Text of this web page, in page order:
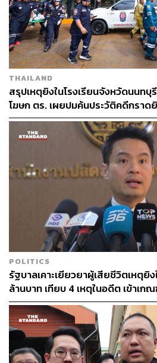
จังหวัดตรังยังมีสถานการณ์ใน
โยง, ห้วยยอด, รัษฎา, ย่านตาข
เมืองฯ สิเภา และปะเหลียน
ประชาชนได้รับผลกระทบ
คน ระดับน้ำเพิ่มขึ้น
จังหวัดพัทลุงยังมีสถานการณ์
เมืองฯ, ควนขนุน, กงหรา, เข
บางแก้ว, ป่าบอน, ปากพะยูน,
และตะโหมด 65 ตำบล 670 ห
ผลกระทบ 188,480 ครัวเรือน
ลง
จังหวัดสตูล ยังมีสถานการณ์ใ
ควนโดน, ละงู, ท่าแพ, มะนัง,
ทุ่งหว้า 30 ตำบล 219 หมู่บ้าน
ทบ 26,349 ครัวเรือน 68,926
จังหวัดสงขลายังมีสถานการ
ได้แก่ รัตภูมิ, เมืองฯ, จะนะ, ค
กระแสสินธุ์, สทิงพระ, หาดให
นคร, นาหม่อม, บางกล่ำ, สะเ
127 ตำบล 964 หมู่บ้าน ประช
369,951 ครัวเรือน ระดับน้ำล
THAILAND
สรุปเหตุยิงในโรงเรียนจังหวัดนนทบุ
โฆษก ตร. เผยปมค้นประวัติคดีกราด
POLITICS
รัฐบาลเคาะเยียวยาผู้เสียชีวิตเหตุยิง
ล้านบาท เทียบ 4 เหตุในอดีต เข้าเ
เร่งจ่ายโดยเร็ว